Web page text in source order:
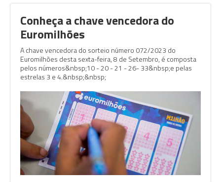
Conheça a chave vencedora do
Euromilhões
A chave vencedora do sorteio número 072/2023 do
Euromilhões desta sexta-feira, 8 de Setembro, é composta
pelos números&nbsp;10 - 20 - 21 - 26- 33&nbsp;e pelas
estrelas 3 e 4.&nbsp;&nbsp;